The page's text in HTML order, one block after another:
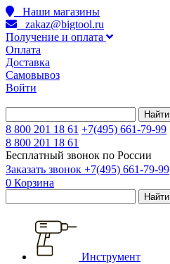
Наши магазины
zakaz@bigtool.ru
Получение и оплата
Оплата
Доставка
Самовывоз
Войти
8 800 201 18 61 +7(495) 661-79-99
8 800 201 18 61
Бесплатный звонок по России
Заказать звонок +7(495) 661-79-99
0 Корзина
Инструмент